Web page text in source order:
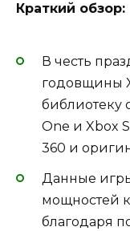
Краткий обзор:
В честь
годовщины
библиотеку
One и Xbox
360 и
Данные
мощностей
благодаря